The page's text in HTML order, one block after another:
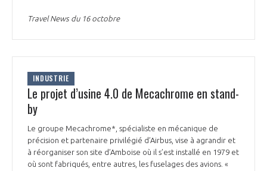
Travel News du 16 octobre
INDUSTRIE
Le projet d’usine 4.0 de Mecachrome en stand-
by
Le groupe Mecachrome*, spécialiste en mécanique de
précision et partenaire privilégié d’Airbus, vise à agrandir et
à réorganiser son site d’Amboise où il s’est installé en 1979 et
où sont fabriqués, entre autres, les fuselages des avions. «